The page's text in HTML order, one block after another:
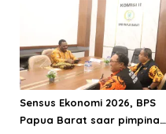
Sensus Ekonomi 2026, BPS
Papua Barat saar pimpinan